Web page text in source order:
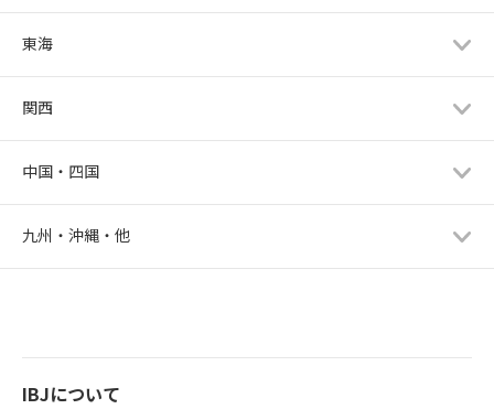
東海
関西
中国・四国
九州・沖縄・他
IBJについて